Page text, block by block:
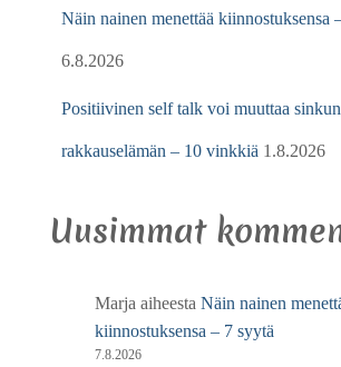
Näin nainen menettää kiinnostuksensa
6.8.2026
Positiivinen self talk voi muuttaa sinkun
rakkauselämän – 10 vinkkiä 1.8.2026
Uusimmat
Marja aiheesta Näin nainen
kiinnostuksensa – 7 syytä
7.8.2026